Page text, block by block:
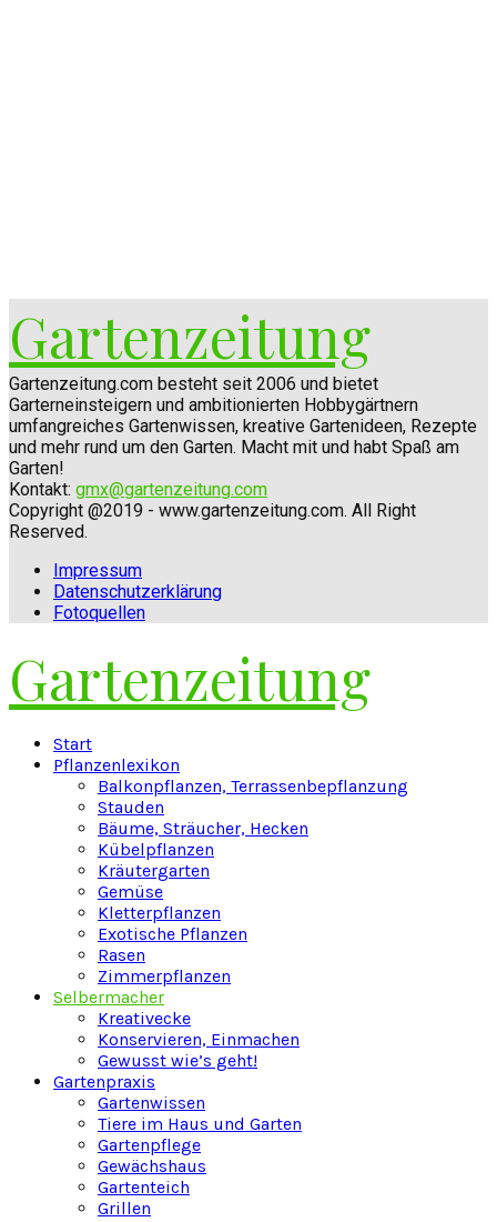
Gartenzeitung
Gartenzeitung.com besteht seit 2006 und bietet
Garterneinsteigern und ambitionierten Hobbygärtnern
umfangreiches Gartenwissen, kreative Gartenideen, Rezepte
und mehr rund um den Garten. Macht mit und habt Spaß am
Garten!
Kontakt: gmx@gartenzeitung.com
Copyright @2019 - www.gartenzeitung.com. All Right
Reserved.
Impressum
Datenschutzerklärung
Fotoquellen
Gartenzeitung
Start
Pflanzenlexikon
Balkonpflanzen, Terrassenbepflanzung
Stauden
Bäume, Sträucher, Hecken
Kübelpflanzen
Kräutergarten
Gemüse
Kletterpflanzen
Exotische Pflanzen
Rasen
Zimmerpflanzen
Selbermacher
Kreativecke
Konservieren, Einmachen
Gewusst wie’s geht!
Gartenpraxis
Gartenwissen
Tiere im Haus und Garten
Gartenpflege
Gewächshaus
Gartenteich
Grillen